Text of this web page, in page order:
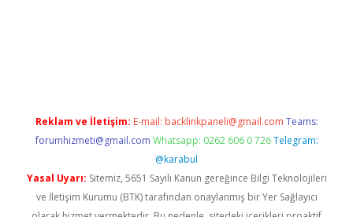
Reklam ve İletişim: E-mail: backlinkpaneli@gmail.com Teams:
forumhizmeti@gmail.com Whatsapp: 0262 606 0 726 Telegram:
@karabul
Yasal Uyarı: Sitemiz, 5651 Sayılı Kanun gereğince Bilgi Teknolojileri
ve İletişim Kurumu (BTK) tarafından onaylanmış bir Yer Sağlayıcı